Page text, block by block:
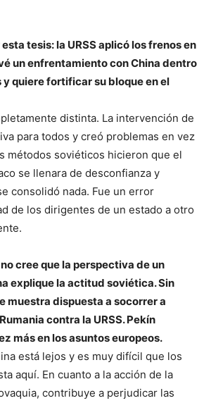
tesis: la URSS aplicó los frenos en
un enfrentamiento con China dentro
y quiere fortificar su bloque en el
distinta. La intervención de
para todos y creó problemas en vez
métodos soviéticos hicieron que el
se llenara de desconfianza y
consolidó nada. Fue un error
de los dirigentes de un estado a otro
cree que la perspectiva de un
explique la actitud soviética. Sin
muestra dispuesta a socorrer a
contra la URSS. Pekín
más en los asuntos europeos.
está lejos y es muy difícil que los
aquí. En cuanto a la acción de la
contribuye a perjudicar las